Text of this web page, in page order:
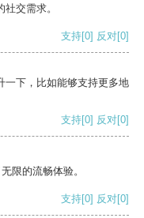
交需求。
支持[0] 反对[0]
一下，比如能够支持更多地
支持[0] 反对[0]
限的流畅体验。
支持[0] 反对[0]